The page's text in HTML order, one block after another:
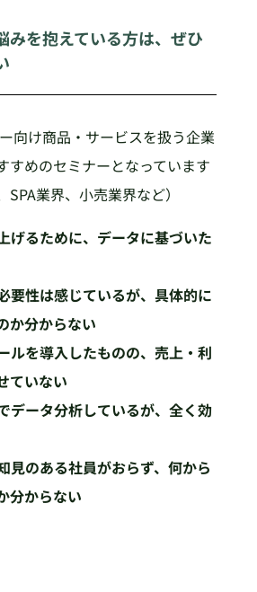
みを抱えている方は、ぜひ
向け商品・サービスを扱う企業
すめのセミナーとなっています
SPA業界、小売業界など）
げるために、データに基づいた
要性は感じているが、具体的に
か分からない
ルを導入したものの、売上・利
ていない
データ分析しているが、全く効
見のある社員がおらず、何から
分からない